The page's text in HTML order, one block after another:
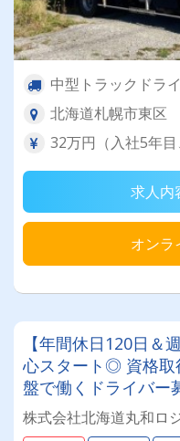
中型トラックドラ
北海道札幌市東区
32万円（入社5年目
求人内
オンラ
【年間休日120日＆
心スタート◎ 資格取
盤で働くドライバー
担少なめ♪年齢・性
す✨
株式会社北海道丸和ロ